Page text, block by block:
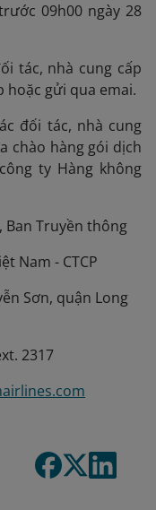
09h00 ngày 28
tác, nhà cung cấp
gửi qua emai.
đối tác, nhà cung
chào hàng gói dịch
ty Hàng không
Ban Truyền thông
Nam - CTCP
Sơn, quận Long
2317